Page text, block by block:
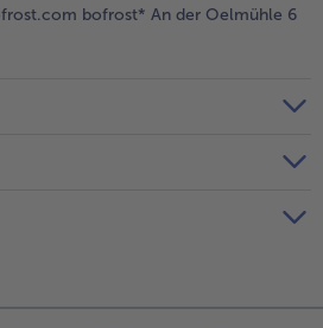
bofrost* An der Oelmühle 6